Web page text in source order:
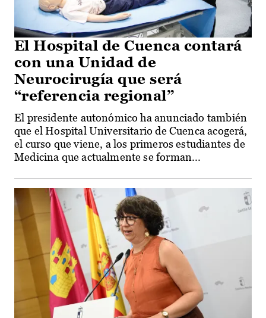
El Hospital de Cuenca contará
con una Unidad de
Neurocirugía que será
“referencia regional”
El presidente autonómico ha anunciado también
que el Hospital Universitario de Cuenca acogerá,
el curso que viene, a los primeros estudiantes de
Medicina que actualmente se forman...